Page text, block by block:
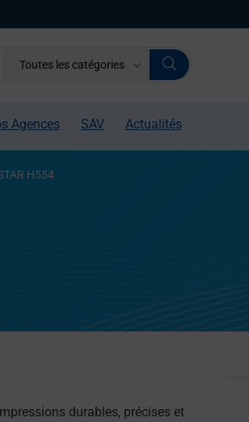
Toutes les catégories
Agences SAV Actualités
H554
durables, précises et